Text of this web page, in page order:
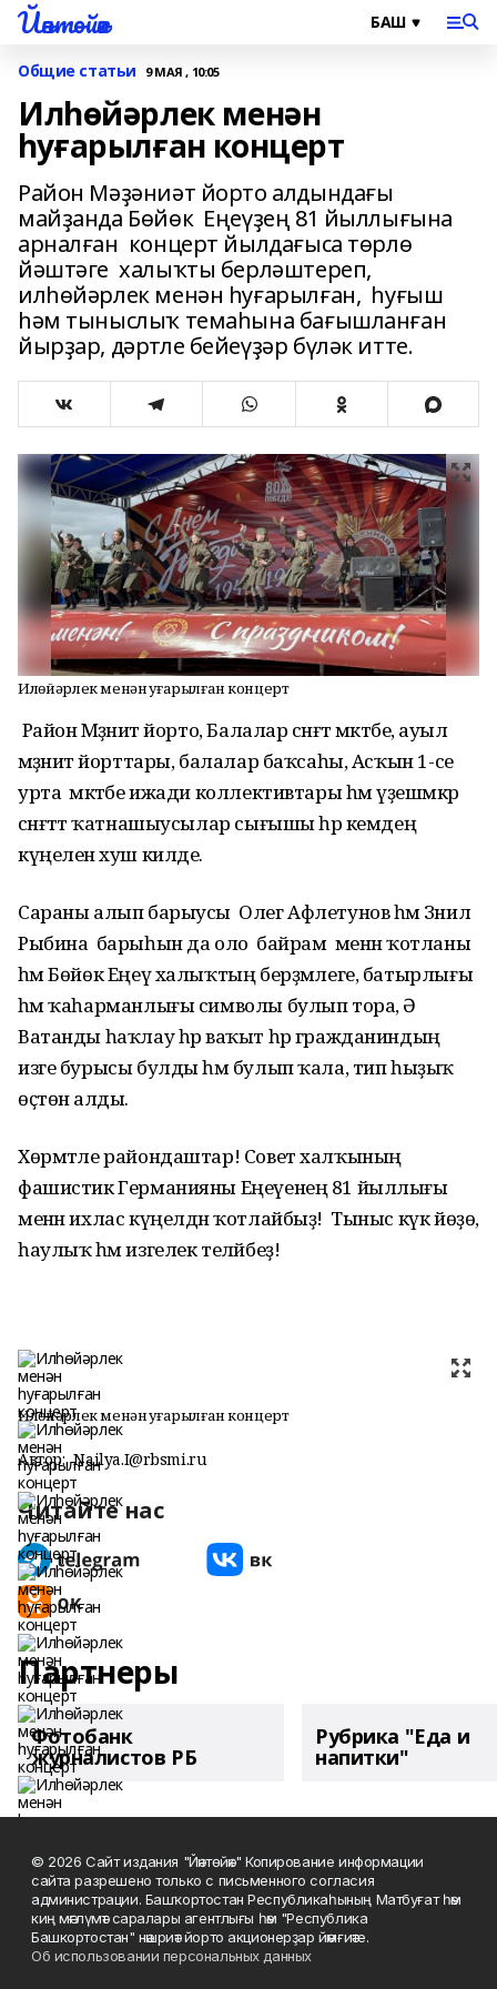
Йәнтөйәк
Общие статьи 9 МАЯ , 10:05
Илһөйәрлек менән
һуғарылған концерт
Район Мәҙәниәт йорто алдындағы
майҙанда Бөйөк Еңеүҙең 81 йыллығына
арналған концерт йылдағыса төрлө
йәштәге халыҡты берләштереп,
илһөйәрлек менән һуғарылған, һуғыш
һәм тыныслыҡ темаһына бағышланған
йырҙар, дәртле бейеүҙәр бүләк итте.
Илһөйәрлек менән һуғарылған концерт
Район Мәҙәниәт йорто, Балалар сәнғәт мәктәбе, ауыл
мәҙәниәт йорттары, балалар баҡсаһы, Асҡын 1-се
урта мәктәбе ижади коллективтары һәм үҙешмәкәр
сәнғәттә ҡатнашыусылар сығышы һәр кемдең
күңеленә хуш килде.
Сараны алып барыусы Олег Афлетунов һәм Зәнилә
Рыбина барыһын да оло байрам менән ҡотланы
һәм Бөйөк Еңеү халыҡтың берҙәмлеге, батырлығы
һәм ҡаһарманлығы символы булып тора, Ә
Ватанды һаҡлау һәр ваҡыт һәр гражданиндың
изге бурысы булды һәм булып ҡала, тип һыҙыҡ
өҫтөнә алды.
Хөрмәтле райондаштар! Совет халҡының
фашистик Германияны Еңеүенең 81 йыллығы
менән ихлас күңелдән ҡотлайбыҙ! Тыныс күк йөҙө,
һаулыҡ һәм изгелек теләйбеҙ!
Илһөйәрлек менән һуғарылған концерт
Автор: Nailya.I@rbsmi.ru
Читайте нас
Партнеры
Фотобанк
журналистов РБ
Рубрика "Еда и
напитки"
© 2026 Сайт издания "Йәнтөйәк" Копирование информации
сайта разрешено только с письменного согласия
администрации. Башҡортостан Республикаһының Матбуғат һәм
киң мәғлүмәт саралары агентлығы һәм "Республика
Башкортостан" нәшриәт йорто акционерҙар йәмғиәте.
Об использовании персональных данных